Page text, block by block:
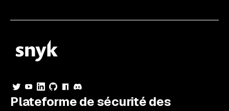
Plateforme de sécurité des